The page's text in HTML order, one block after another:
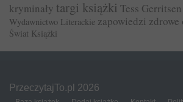
kryminały targi książki Tess Gerritsen
Wydawnictwo Literackie zapowiedzi
Świat Książki
PrzeczytajTo.pl 2026